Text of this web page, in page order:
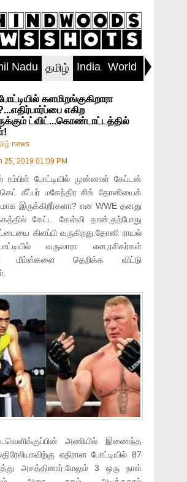
Nadu தமிழ் India World
களமிறங்குகிறாரா
எகிற
ட்விட்...கொண்டாட்டத்தில்
news
25, 2019 01:09 PM
ரம்பிள் போட்டியில் முன்னாள் கேப்டன்
கீப்பர் மகேந்திர சிங் தோனியைக்
இருக்கிறீர்களா? என WWE தனது
கேட்ட கேள்வி தான்,தற்போது
கிளப்பி வருகிறது.தோனி ராயல்
வருவாரா என,ரசிகர்கள்
மீம்ஸ்களை தெறிக்க விட்டு
அணியில் இணைந்த
எதிரான போட்டியில் 87
அசத்தினார்.மேலும் 3 ஒரு நாள்